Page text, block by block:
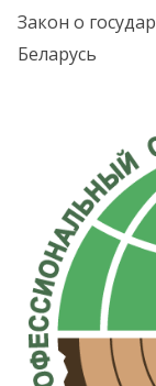
Закон о
Беларусь